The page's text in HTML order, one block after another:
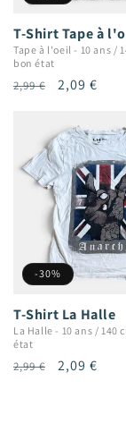
T-Shirt Tape à
Tape à l'oeil - 10 ans /
bon état
Prix
2,99 €
Prix
2,09 €
-30%
T-Shirt La Halle
La Halle - 10 ans / 140
état
Prix
2,99 €
Prix
2,09 €